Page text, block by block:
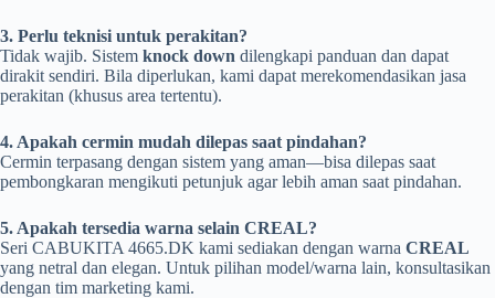
3. Perlu teknisi untuk perakitan?
Tidak wajib. Sistem knock down dilengkapi panduan dan dapat
dirakit sendiri. Bila diperlukan, kami dapat merekomendasikan jasa
perakitan (khusus area tertentu).
4. Apakah cermin mudah dilepas saat pindahan?
Cermin terpasang dengan sistem yang aman—bisa dilepas saat
pembongkaran mengikuti petunjuk agar lebih aman saat pindahan.
5. Apakah tersedia warna selain CREAL?
Seri CABUKITA 4665.DK kami sediakan dengan warna CREAL
yang netral dan elegan. Untuk pilihan model/warna lain, konsultasikan
dengan tim marketing kami.